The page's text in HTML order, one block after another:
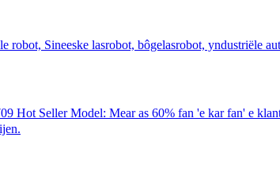
Hot Seller Model: Mear as 60% fan 'e kar fan' e